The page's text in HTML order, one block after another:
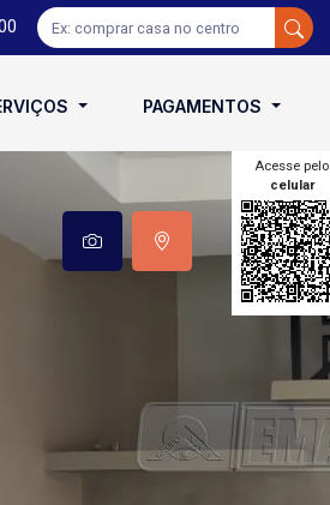
PAGAMENTOS
Acesse pelo
celular